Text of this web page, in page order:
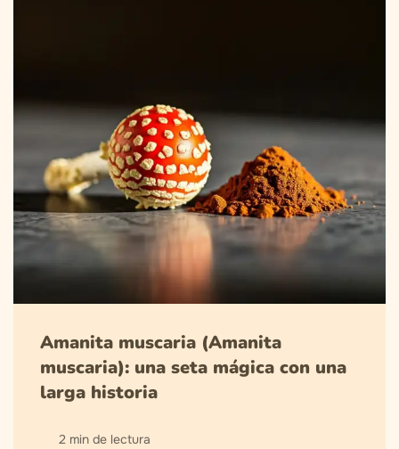
Amanita muscaria (Amanita
muscaria): una seta mágica con una
larga historia
2 min de lectura